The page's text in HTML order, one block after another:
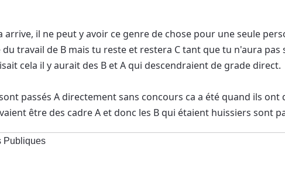
arrive, il ne peut y avoir ce genre de chose pour une seule
du travail de B mais tu reste et restera C tant que tu n'aura
cela il y aurait des B et A qui descendraient de grade direct.
passés A directement sans concours ca a été quand ils ont
être des cadre A et donc les B qui étaient huissiers sont
Publiques